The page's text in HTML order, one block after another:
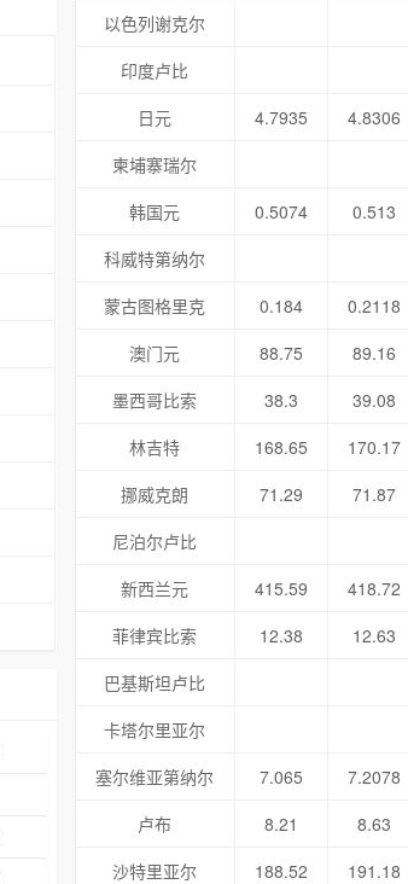
以色列谢克尔
印度卢比
日元
4.7935 4.8306
柬埔寨瑞尔
韩国元
0.5074 0.513
科威特第纳尔
蒙古图格里克
0.184 0.2118
澳门元
88.75 89.16
墨西哥比索
38.3 39.08
林吉特
168.65 170.17
挪威克朗
71.29 71.87
尼泊尔卢比
新西兰元
415.59 418.72
菲律宾比索
12.38 12.63
巴基斯坦卢比
卡塔尔里亚尔
塞尔维亚第纳尔
7.065 7.2078
卢布
8.21 8.63
沙特里亚尔
188.52 191.18